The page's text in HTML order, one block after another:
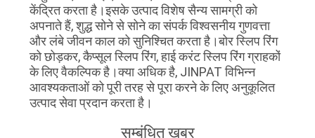
केंद्रित करता है।इसके उत्पाद विशेष सैन्य सामग्री को
अपनाते हैं, शुद्ध सोने से सोने का संपर्क विश्वसनीय गुणवत्ता
और लंबे जीवन काल को सुनिश्चित करता है।बोर स्लिप रिंग
को छोड़कर, कैप्सूल स्लिप रिंग, हाई करंट स्लिप रिंग ग्राहकों
के लिए वैकल्पिक है।क्या अधिक है, JINPAT विभिन्न
आवश्यकताओं को पूरी तरह से पूरा करने के लिए अनुकूलित
उत्पाद सेवा प्रदान करता है।
सम्बंधित खबर